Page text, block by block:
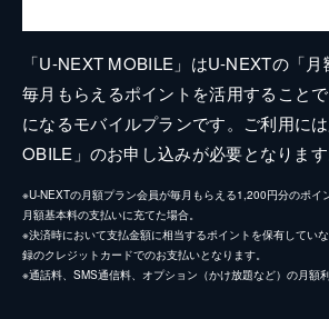
「U-NEXT MOBILE」はU-NEXTの「
毎月もらえるポイントを活用すること
になるモバイルプランです。ご利用に
OBILE」のお申し込みが必要となります
※U-NEXTの月額プラン会員が毎月もらえる1,200円分のポイ
月額基本料の支払いに充てた場合。
※決済時において支払金額に相当するポイントを保有してい
録のクレジットカードでのお支払いとなります。
※通話料、SMS通信料、オプション（かけ放題など）の月額